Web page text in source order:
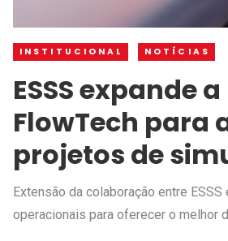
INSTITUCIONAL NOTÍCIAS
ESSS expande
FlowTech para
projetos de
Extensão da colaboração entre
operacionais para oferecer o melhor